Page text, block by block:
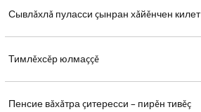
Сывлăхлă пуласси çынран хăйĕнчен килет
Тимлĕхсĕр юлмаççĕ
Пенсие вăхăтра çитересси – пирĕн тивĕç